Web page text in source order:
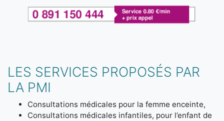
LES SERVICES PROPOSÉS PAR
LA PMI
Consultations médicales pour la femme enceinte,
Consultations médicales infantiles, pour l’enfant de